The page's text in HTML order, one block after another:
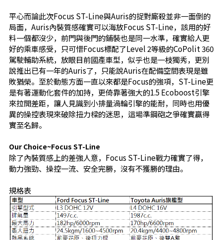
平心而論此次Focus ST-Line與Auris的捉對廝殺並非一面倒的
局面，Auris內裝質感確實可以海放Focus ST-Line，該用的好
料一個都沒少，前門與後門的鋪裝也是同一水準，確實給人更
好的乘車感受，只可惜Focus標配了Level 2等級的CoPolit 360
駕駛輔助系統，放眼目前國產車型，似乎也是一枝獨秀，更別
說推出已有一年的Auris了，只能說Auris在配備空間表現是雖
敗猶榮。至於動態方面一直以來都是Focus的強項，ST-Line更
是有著運動化套件的加持，更倚靠著強大的1.5 Ecoboost引擎
來拉開差距，讓人見識到小排量渦輪引擎的能耐，同時也用優
異的操控表現來破除扭力樑的迷思，這場準鋼砲之爭確實贏得
實至名歸。
Our Choice~Focus ST-Line
除了內裝質感上的差強人意，Focus ST-Line戰力確實了得，
動力強勁、操控一流、安全完勝，沒有不獲勝的理由。
規格表